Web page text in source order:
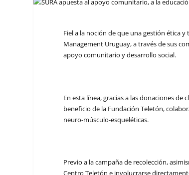
Fiel a la noción de que una gestión ética
Management Uruguay, a través de sus
apoyo comunitario y desarrollo social.
En esta línea, gracias a las donaciones
beneficio de la Fundación Teletón,
neuro-músculo-esqueléticas.
Previo a la campaña de recolección,
Centro Teletón e involucrarse